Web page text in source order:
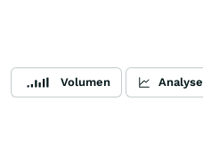
Volumen Analyse